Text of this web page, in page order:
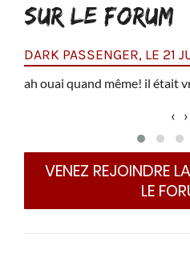
SUR LE FORUM
DARK PASSENGER, LE 21
ah ouai quand même! il était
‹ ›
VENEZ REJOINDRE
LE